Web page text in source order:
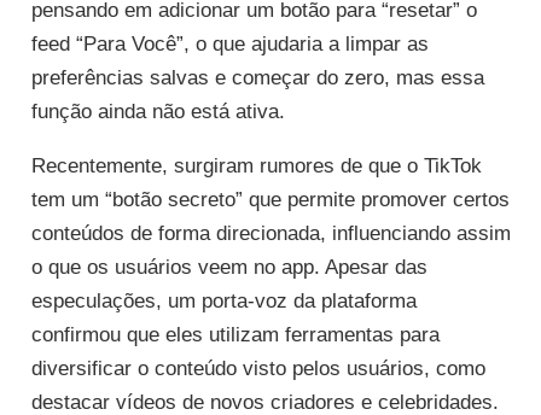
pensando em adicionar um botão para “resetar” o
feed “Para Você”, o que ajudaria a limpar as
preferências salvas e começar do zero, mas essa
função ainda não está ativa.
Recentemente, surgiram rumores de que o TikTok
tem um “botão secreto” que permite promover certos
conteúdos de forma direcionada, influenciando assim
o que os usuários veem no app. Apesar das
especulações, um porta-voz da plataforma
confirmou que eles utilizam ferramentas para
diversificar o conteúdo visto pelos usuários, como
destacar vídeos de novos criadores e celebridades.